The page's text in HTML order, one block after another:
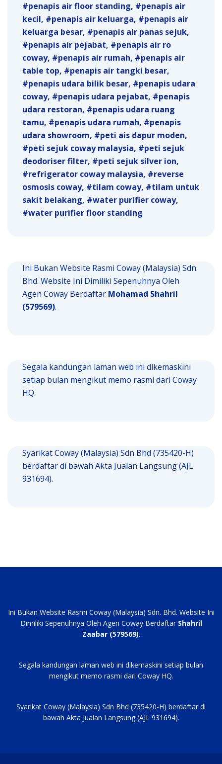
penapis air floor standing
penapis air
kecil
penapis air keluarga
penapis air
keluarga besar
penapis air panas sejuk
penapis air pejabat
penapis air ro
coway
penapis air rumah
penapis air
table top
penapis air tangki besar
penapis udara bilik besar
penapis udara
coway
penapis udara pejabat
penapis
udara restoran
penapis udara ruang
tamu
penapis udara rumah
penapis
udara showroom
peti ais dapur moden
peti sejuk coway malaysia
peti sejuk
deodoriser filter
peti sejuk silver ion
refrigerator coway malaysia
reverse
osmosis coway
tilam coway
tilam untuk
sakit belakang
water purifier coway
water purifier floor standing
Ini Bukan Website Rasmi Coway (Malaysia) Sdn.
Bhd. Website Ini Dimiliki Sepenuhnya Oleh
Agen Coway Berdaftar Mohamad Shahril
(579569).
Segala kandungan laman web ini dikemaskini
setiap bulan mengikut memo rasmi dari Coway
HQ.
Syarikat Coway (Malaysia) Sdn Bhd (735420-H)
berdaftar di bawah Akta Jualan Langsung (AJL
931694).
Ini Bukan Website Rasmi Coway (Malaysia) Sdn. Bhd. Website Ini
Dimiliki Sepenuhnya Oleh Agen Coway Berdaftar Shahril
Zaabar (579569).
Segala kandungan laman web ini dikemaskini setiap bulan
mengikut memo rasmi dari Coway HQ.
Syarikat Coway (Malaysia) Sdn Bhd (735420-H) berdaftar di
bawah Akta Jualan Langsung (AJL 931694).